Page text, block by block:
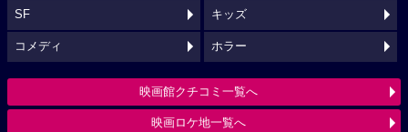
SF キッズ
コメディ ホラー
映画館クチコミ一覧へ
映画ロケ地一覧へ